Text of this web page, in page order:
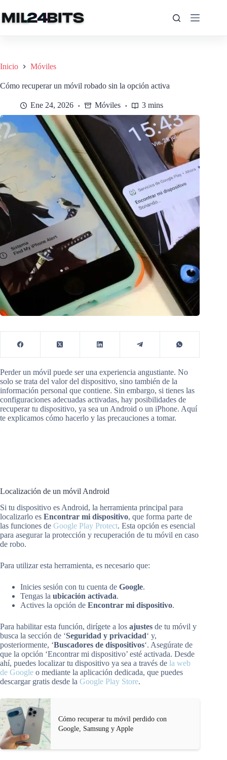
al
contenido
Inicio Móviles
Cómo recuperar un móvil robado sin la opción activa
Ene 24, 2026 Móviles 3 mins
Perder un móvil puede ser una experiencia angustiante. No
solo se trata del valor del dispositivo, sino también de la
información personal que contiene. Sin embargo, si tienes las
configuraciones adecuadas activadas, hay posibilidades de
recuperar tu dispositivo, ya sea un Android o un iPhone. Aquí
te explicamos cómo hacerlo y las precauciones a tomar.
Localización de un móvil Android
Si tu dispositivo es Android, la herramienta principal para
localizarlo es Encontrar mi dispositivo, que forma parte de
las funciones de Google Play Protect. Esta opción es esencial
para asegurar la protección y recuperación de tu móvil en caso
de robo.
Para utilizar esta herramienta, es necesario que:
Inicies sesión con tu cuenta de Google.
Tengas la ubicación activada.
Actives la opción de Encontrar mi dispositivo.
Para habilitar esta función, dirígete a los ajustes de tu móvil y
busca la sección de ‘Seguridad y privacidad‘ y,
posteriormente, ‘Buscadores de dispositivos‘. Asegúrate de
que la opción ‘Encontrar mi dispositivo’ esté activada. Desde
ahí, puedes localizar tu dispositivo ya sea a través de la web
de Google o mediante la aplicación dedicada, que puedes
descargar gratis desde la Google Play Store.
Cómo recuperar tu móvil perdido con
Google, Samsung y Apple